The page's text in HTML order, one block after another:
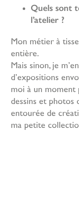
Quels sont
l’atelier ?
Mon métier à
entière.
Mais sinon, je
d’expositions
moi à un moment
dessins et photos
entourée de
ma petite